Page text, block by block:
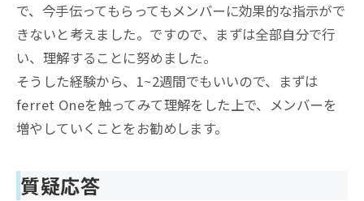
で、今手伝ってもらってもメンバーに効果的な指示がで
きないと考えました。ですので、まずは全部自分で行
い、理解することに努めました。
そうした経験から、1~2週間でもいいので、まずは
ferret Oneを触ってみて理解をした上で、メンバーを
増やしていくことをお勧めします。
質疑応答